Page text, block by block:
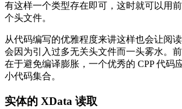
有这样一个类型存在即可，这时就可以用
个头文件。
从代码编写的优雅程度来讲这样也会让阅
会因为引入过多无关头文件而一头雾水。
在于避免编译膨胀，一个优秀的 CPP 代码
小代码集合。
实体的 XData 读取